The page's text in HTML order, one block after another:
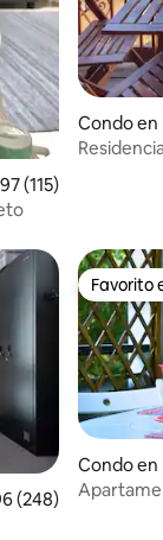
promedio:
(115)
Condo en
a
promedio:
(248)
Favorito
Favorito
Condo